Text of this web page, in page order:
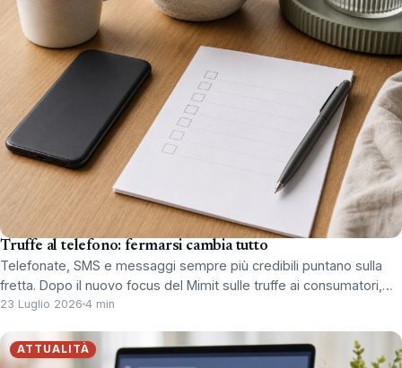
Truffe al telefono: fermarsi cambia tutto
Telefonate, SMS e messaggi sempre più credibili puntano sulla
fretta. Dopo il nuovo focus del Mimit sulle truffe ai consumatori,…
23 Luglio 2026 4 min
ATTUALITÀ